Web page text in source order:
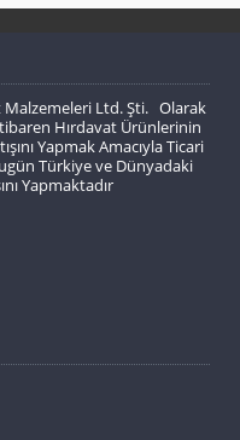
Malzemeleri Ltd. Şti. Olarak
Hırdavat Ürünlerinin
Yapmak Amacıyla Ticari
Türkiye ve Dünyadaki
Yapmaktadır